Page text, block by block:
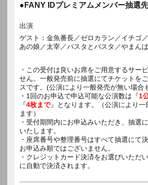
●FANY IDプレミアムメンバー抽選
出演
ゲスト：金魚番長／ゼロカラン／イチゴ
あの娘／太宰／パスタとパスタ／やまん
・この受付は良いお席をご用意するサー
せん。一般発売前に抽選にてチケットを
スです。(公演により一般発売が無い場合
・1回のお申込で申込可能な公演数は『1
『4枚まで』となります。（公演により一
ます）
・受付期間内にお申込みいただき、抽選
いたします。
・座席番号や整理番号はすべて抽選にて
お申込み順ではございません。
・クレジットカード決済をお選びいただ
に自動で決済されます。